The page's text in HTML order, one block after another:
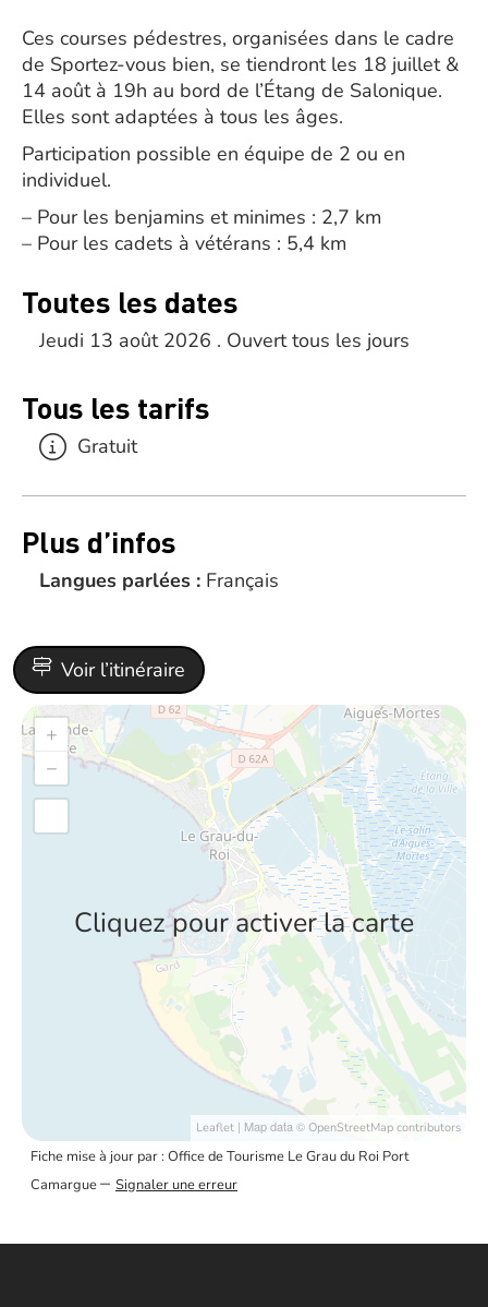
Ces courses pédestres, organisées dans le cadre
de Sportez-vous bien, se tiendront les 18 juillet &
14 août à 19h au bord de l’Étang de Salonique.
Elles sont adaptées à tous les âges.
Participation possible en équipe de 2 ou en
individuel.
– Pour les benjamins et minimes : 2,7 km
– Pour les cadets à vétérans : 5,4 km
Toutes les dates
Jeudi 13 août 2026 . Ouvert tous les jours
Tous les tarifs
Gratuit
Plus d’infos
Langues parlées : Français
Voir l’itinéraire
Cliquez pour activer la carte
+
−
Leaflet | Map data © OpenStreetMap contributors
Fiche mise à jour par : Office de Tourisme Le Grau du Roi Port
Camargue– Signaler une erreur